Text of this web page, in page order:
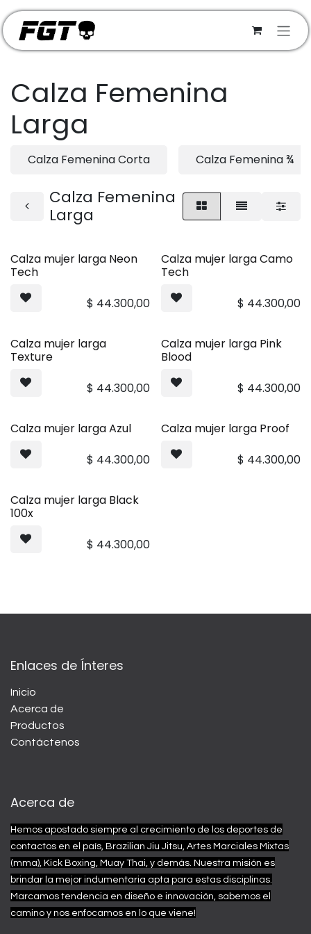
Ir al contenido
Calza Femenina
Larga
Calza Femenina Corta Calza Femenina ¾
Calza Femenina
Larga
Calza mujer larga Neon
Tech
$ 44.300,00
Calza mujer larga Camo
Tech
$ 44.300,00
Calza mujer larga
Texture
$ 44.300,00
Calza mujer larga Pink
Blood
$ 44.300,00
Calza mujer larga Azul
$ 44.300,00
Calza mujer larga Proof
$ 44.300,00
Calza mujer larga Black
100x
$ 44.300,00
Enlaces de Ínteres
Inicio
Acerca de
Productos
Contáctenos
Acerca de
Hemos apostado siempre al crecimiento de los deportes de
contactos en el país, Brazilian Jiu Jitsu, Artes Marciales Mixtas
(mma), Kick Boxing, Muay Thai, y demás. Nuestra misión es
brindar la mejor indumentaria apta para estas disciplinas.
Marcamos tendencia en diseño e innovación, sabemos el
camino y nos enfocamos en lo que viene!